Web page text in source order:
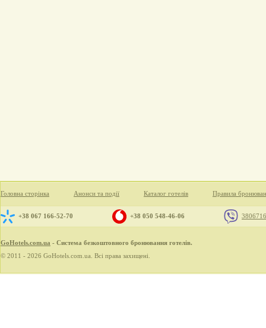
Головна сторінка Анонси та події Каталог готелів Правила
+38 067 166-52-70 +38 050 548-46-06
GoHotels.com.ua - Система безкоштовного бронювання готелів.
© 2011 - 2026 GoHotels.com.ua. Всі права захищені.